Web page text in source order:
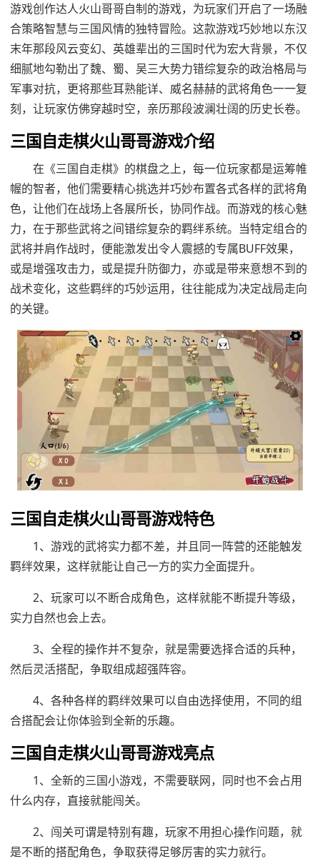
游戏创作达人火山哥哥自制的游戏，为玩家们开启了一场融
合策略智慧与三国风情的独特冒险。这款游戏巧妙地以东汉
末年那段风云变幻、英雄辈出的三国时代为宏大背景，不仅
细腻地勾勒出了魏、蜀、吴三大势力错综复杂的政治格局与
军事对抗，更将那些耳熟能详、威名赫赫的武将角色一一复
刻，让玩家仿佛穿越时空，亲历那段波澜壮阔的历史长卷。
三国自走棋火山哥哥游戏介绍
在《三国自走棋》的棋盘之上，每一位玩家都是运筹帷
幄的智者，他们需要精心挑选并巧妙布置各式各样的武将角
色，让他们在战场上各展所长，协同作战。而游戏的核心魅
力，在于那些武将之间错综复杂的羁绊系统。当特定组合的
武将并肩作战时，便能激发出令人震撼的专属BUFF效果，
或是增强攻击力，或是提升防御力，亦或是带来意想不到的
战术变化，这些羁绊的巧妙运用，往往能成为决定战局走向
的关键。
三国自走棋火山哥哥游戏特色
1、游戏的武将实力都不差，并且同一阵营的还能触发
羁绊效果，这样就能让自己一方的实力全面提升。
2、玩家可以不断合成角色，这样就能不断提升等级，
实力自然也会上去。
3、全程的操作并不复杂，就是需要选择合适的兵种，
然后灵活搭配，争取组成超强阵容。
4、各种各样的羁绊效果可以自由选择使用，不同的组
合搭配会让你体验到全新的乐趣。
三国自走棋火山哥哥游戏亮点
1、全新的三国小游戏，不需要联网，同时也不会占用
什么内存，直接就能闯关。
2、闯关可谓是特别有趣，玩家不用担心操作问题，就
是不断的搭配角色，争取获得足够厉害的实力就行。